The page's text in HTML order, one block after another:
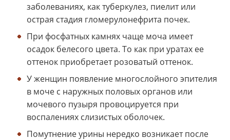
заболеваниях, как туберкулез, пиелит или
острая стадия гломерулонефрита почек.
При фосфатных камнях чаще моча имеет
осадок белесого цвета. То как при уратах ее
оттенок приобретает розоватый оттенок.
У женщин появление многослойного эпителия
в моче с наружных половых органов или
мочевого пузыря провоцируется при
воспалениях слизистых оболочек.
Помутнение урины нередко возникает после